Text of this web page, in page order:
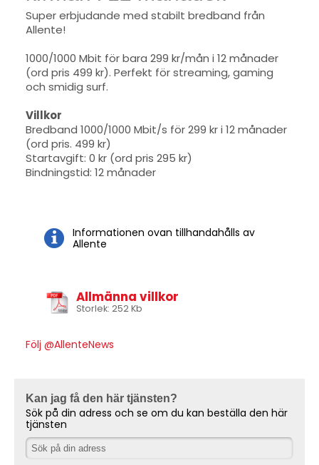
Super erbjudande med stabilt bredband från
Allente!
1000/1000 Mbit för bara 299 kr/mån i 12 månader
(ord pris 499 kr). Perfekt för streaming, gaming
och smidig surf.
Villkor
Bredband 1000/1000 Mbit/s för 299 kr i 12 månader
(ord pris. 499 kr)
Startavgift: 0 kr (ord pris 295 kr)
Bindningstid: 12 månader
Informationen ovan tillhandahålls av
Allente
Allmänna villkor
Storlek: 252 Kb
Följ @AllenteNews
Kan jag få den här tjänsten?
Sök på din adress och se om du kan beställa den här
tjänsten